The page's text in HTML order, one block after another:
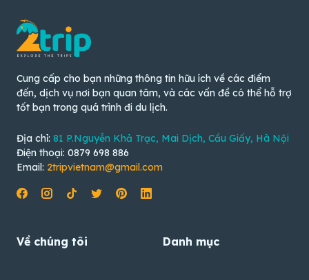
Cung cấp cho bạn những thông tin hữu ích về các điểm
đến, dịch vụ nơi bạn quan tâm, và các vấn đề có thể hỗ trợ
tốt bạn trong quá trình đi du lịch.
Địa chỉ: 81 P.Nguyễn Khả Trạc, Mai Dịch, Cầu Giấy, Hà Nội
Điện thoại: 0879 698 886
Email: 2tripvietnam@gmail.com
Về chúng tôi Danh mục